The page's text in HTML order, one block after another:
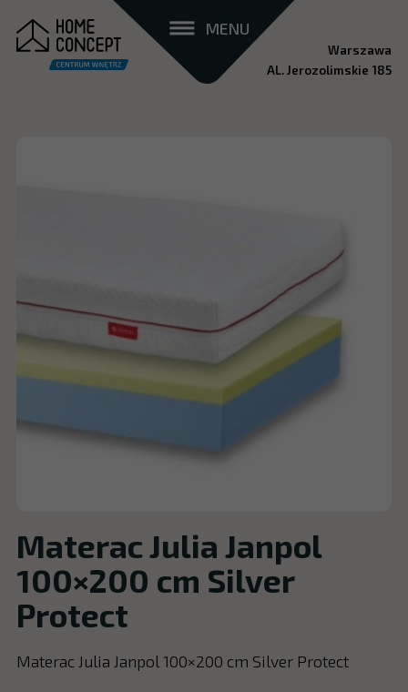
MENU
Warszawa
AL. Jerozolimskie 185
Materac Julia Janpol
100×200 cm Silver
Protect
Materac Julia Janpol 100×200 cm Silver Protect